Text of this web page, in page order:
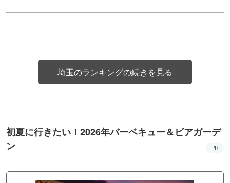
埼玉のランキングの続きを見る
初夏に行きたい！2026年バーベキュー＆ビアガーデ
ン
PR